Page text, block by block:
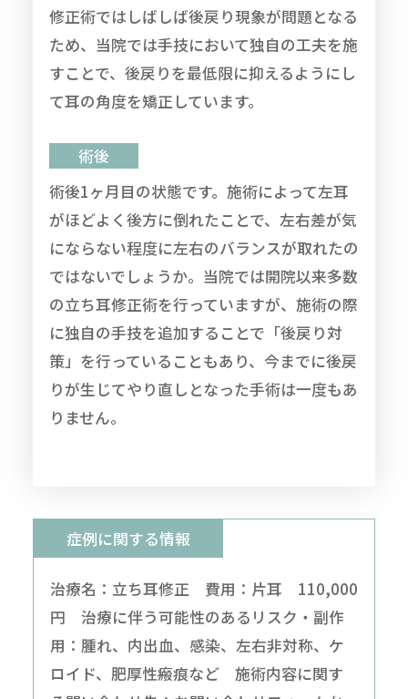
修正術ではしばしば後戻り現象が問題となる
ため、当院では手技において独自の工夫を施
すことで、後戻りを最低限に抑えるようにし
て耳の角度を矯正しています。
術後
術後1ヶ月目の状態です。施術によって左耳
がほどよく後方に倒れたことで、左右差が気
にならない程度に左右のバランスが取れたの
ではないでしょうか。当院では開院以来多数
の立ち耳修正術を行っていますが、施術の際
に独自の手技を追加することで「後戻り対
策」を行っていることもあり、今までに後戻
りが生じてやり直しとなった手術は一度もあ
りません。
症例に関する情報
治療名：立ち耳修正 費用：片耳 110,000
円 治療に伴う可能性のあるリスク・副作
用：腫れ、内出血、感染、左右非対称、ケ
ロイド、肥厚性瘢痕など 施術内容に関す